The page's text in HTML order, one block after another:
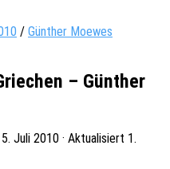
/ Günther Moewes
– Günther
5. Juli 2010 · Aktualisiert 1.